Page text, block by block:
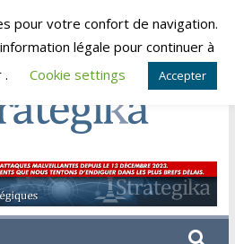
août 8, 2026
pour votre confort de navigation.
légale pour continuer à
.
Cookie settings Accepter